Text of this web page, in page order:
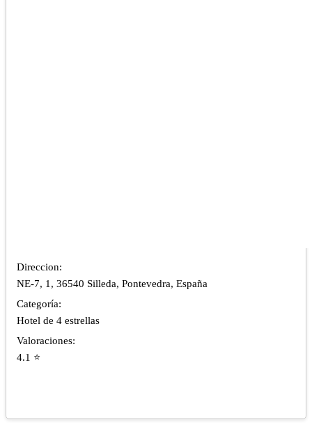
Direccion:
NE-7, 1, 36540 Silleda, Pontevedra, España
Categoría:
Hotel de 4 estrellas
Valoraciones:
4.1 ⭐